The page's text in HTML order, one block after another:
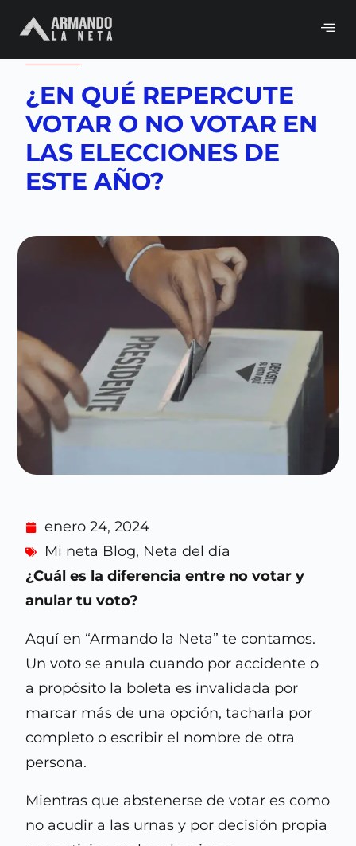
Volver a Mi neta Blog
¿EN QUÉ REPERCUTE
VOTAR O NO VOTAR EN
LAS ELECCIONES DE
ESTE AÑO?
enero 24, 2024
Mi neta Blog, Neta del día
¿Cuál es la diferencia entre no votar y
anular tu voto?
Aquí en “Armando la Neta” te contamos.
Un voto se anula cuando por accidente o
a propósito la boleta es invalidada por
marcar más de una opción, tacharla por
completo o escribir el nombre de otra
persona.
Mientras que abstenerse de votar es como
no acudir a las urnas y por decisión propia